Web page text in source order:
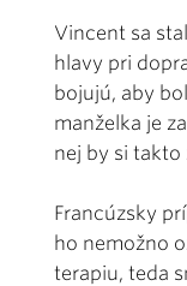
Vincent sa
hlavy pri
bojujú, aby
manželka je
nej by si takto
Francúzsky
ho nemožno
terapiu, teda